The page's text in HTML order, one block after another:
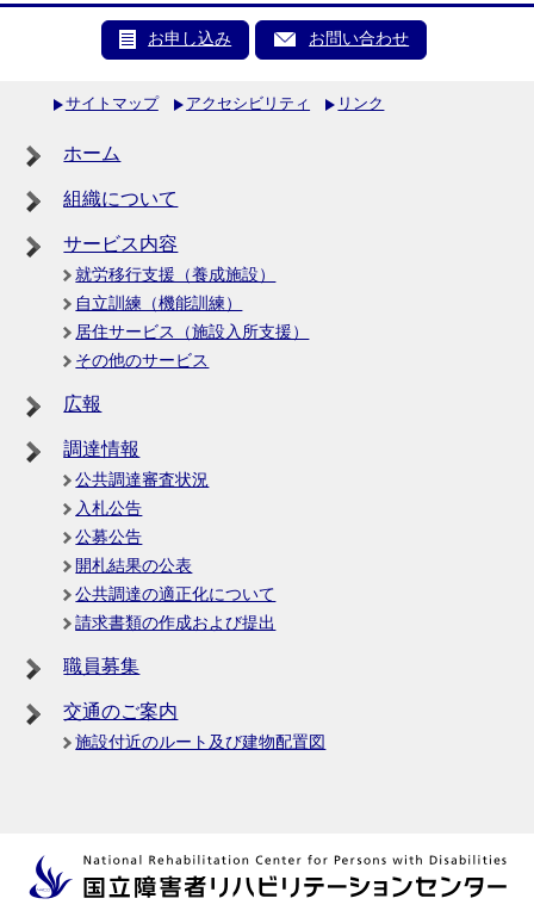
お申し込み お問い合わせ
サイトマップ アクセシビリティ リンク
ホーム
組織について
サービス内容
就労移行支援（養成施設）
自立訓練（機能訓練）
居住サービス（施設入所支援）
その他のサービス
広報
調達情報
公共調達審査状況
入札公告
公募公告
開札結果の公表
公共調達の適正化について
請求書類の作成および提出
職員募集
交通のご案内
施設付近のルート及び建物配置図